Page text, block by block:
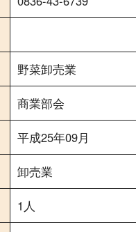
野菜卸売業
商業部会
平成25年09月
卸売業
1人